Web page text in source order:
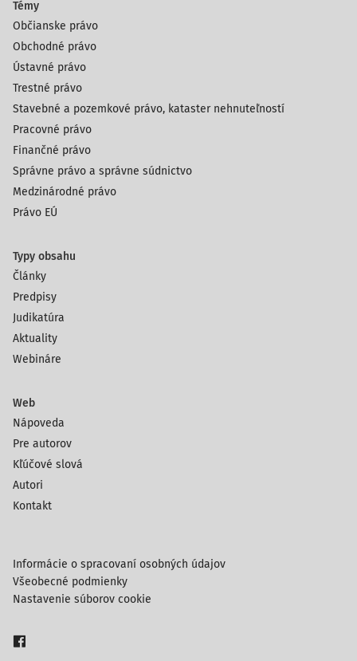
Témy
Občianske právo
Obchodné právo
Ústavné právo
Trestné právo
Stavebné a pozemkové právo, kataster nehnuteľností
Pracovné právo
Finančné právo
Správne právo a správne súdnictvo
Medzinárodné právo
Právo EÚ
Typy obsahu
Články
Predpisy
Judikatúra
Aktuality
Webináre
Web
Nápoveda
Pre autorov
Kľúčové slová
Autori
Kontakt
Informácie o spracovaní osobných údajov
Všeobecné podmienky
Nastavenie súborov cookie